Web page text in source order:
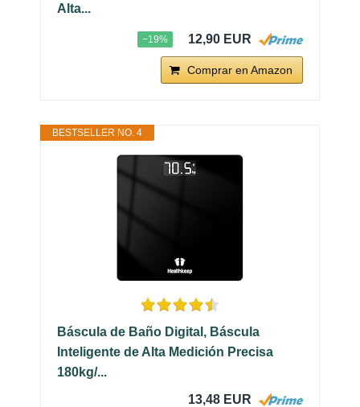
Alta...
−19% 12,90 EUR
Comprar en Amazon
BESTSELLER NO. 4
Báscula de Baño Digital, Báscula
Inteligente de Alta Medición Precisa
180kg/...
13,48 EUR